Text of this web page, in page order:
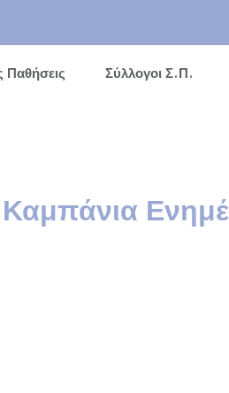
Παθήσεις Σύλλογοι Σ.Π.
Καμπάνια